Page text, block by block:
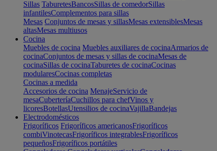
Sillas TaburetesBancosSillas de comedorSillas
infantilesComplementos para sillas
Mesas Conjuntos de mesas y sillasMesas extensiblesMesas
altasMesas multiusos
Cocina
Muebles de cocina Muebles auxiliares de cocinaArmarios de
cocinaConjuntos de mesas y sillas de cocinaMesas de
cocinaSillas de cocinaTaburetes de cocinaCocinas
modularesCocinas completas
Cocinas a medida
Accesorios de cocina MenajeServicio de
mesaCuberteríaCuchillos para chefVinos y
licoresBotellasUtensilios de cocinaVajillaBandejas
Electrodomésticos
Frigoríficos Frigoríficos americanosFrigoríficos
combiVinotecasFrigoríficos integrablesFrigoríficos
pequeñosFrigoríficos portátiles